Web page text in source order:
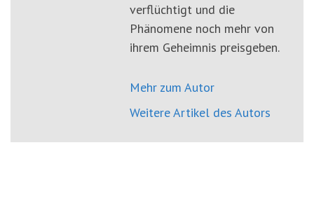
verflüchtigt und die
Phänomene noch mehr von
ihrem Geheimnis preisgeben.
Mehr zum Autor
Weitere Artikel des Autors